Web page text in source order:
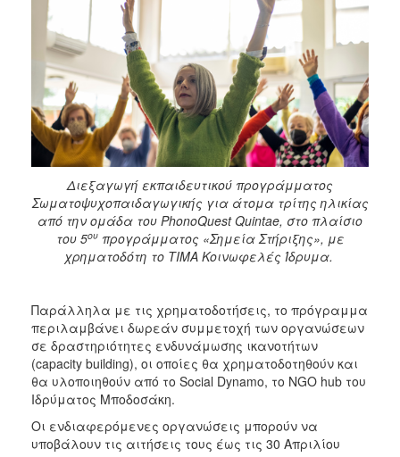
Διεξαγωγή εκπαιδευτικού προγράμματος
Σωματοψυχοπαιδαγωγικής για άτομα τρίτης ηλικίας
από την ομάδα του PhonoQuest Quintae, στο πλαίσιο
του 5ουπρογράμματος «Σημεία Στήριξης», με
χρηματοδότη το ΤΙΜΑ Κοινωφελές Ίδρυμα.
Παράλληλα με τις χρηματοδοτήσεις, το πρόγραμμα
περιλαμβάνει δωρεάν συμμετοχή των οργανώσεων
σε δραστηριότητες ενδυνάμωσης ικανοτήτων
(capacity building), οι οποίες θα χρηματοδοτηθούν και
θα υλοποιηθούν από το Social Dynamo, το NGO hub του
Ιδρύματος Μποδοσάκη.
Οι ενδιαφερόμενες οργανώσεις μπορούν να
υποβάλουν τις αιτήσεις τους έως τις 30 Απριλίου